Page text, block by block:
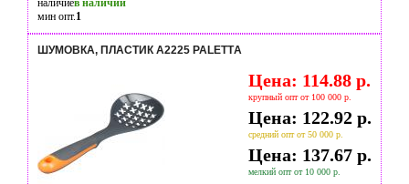
наличиев наличии
мин опт.1
ШУМОВКА, ПЛАСТИК A2225 PALETTА
Цена: 114.88 р.
крупный опт от 100 000 р.
Цена: 122.92 р.
средний опт от 50 000 р.
Цена: 137.67 р.
мелкий опт от 10 000 р.